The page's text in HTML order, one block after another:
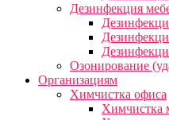
Дезинфекция
Озонирование
Организациям
Химчистка офиса
Химчистка